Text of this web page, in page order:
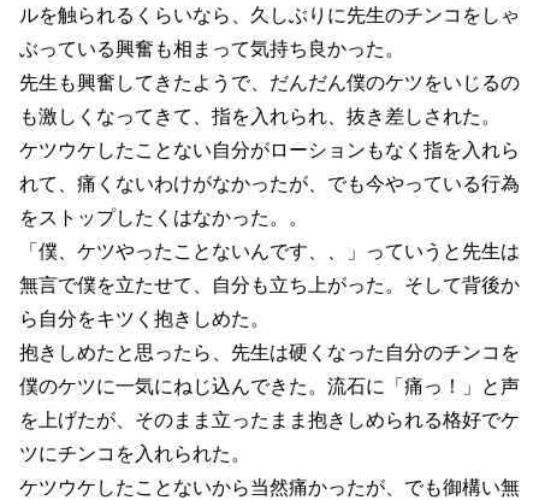
ルを触られるくらいなら、久しぶりに先生のチンコをしゃ
ぶっている興奮も相まって気持ち良かった。
先生も興奮してきたようで、だんだん僕のケツをいじるの
も激しくなってきて、指を入れられ、抜き差しされた。
ケツウケしたことない自分がローションもなく指を入れら
れて、痛くないわけがなかったが、でも今やっている行為
をストップしたくはなかった。。
「僕、ケツやったことないんです、、」っていうと先生は
無言で僕を立たせて、自分も立ち上がった。そして背後か
ら自分をキツく抱きしめた。
抱きしめたと思ったら、先生は硬くなった自分のチンコを
僕のケツに一気にねじ込んできた。流石に「痛っ！」と声
を上げたが、そのまま立ったまま抱きしめられる格好でケ
ツにチンコを入れられた。
ケツウケしたことないから当然痛かったが、でも御構い無